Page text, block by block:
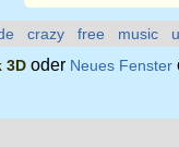
crazy free music
3D oder Neues Fenster